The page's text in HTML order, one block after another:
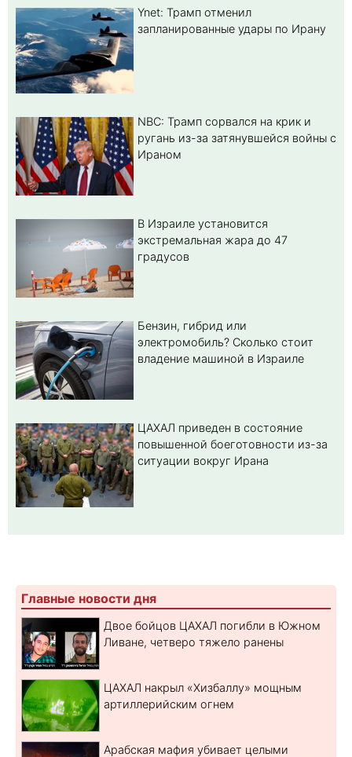
Ynet: Трамп отменил
запланированные удары по Ирану
NBC: Трамп сорвался на крик и
ругань из-за затянувшейся войны с
Ираном
В Израиле установится
экстремальная жара до 47
градусов
Бензин, гибрид или
электромобиль? Cколько стоит
владение машиной в Израиле
ЦАХАЛ приведен в состояние
повышенной боеготовности из-за
ситуации вокруг Ирана
Главные новости дня
Двое бойцов ЦАХАЛ погибли в Южном
Ливане, четверо тяжело ранены
ЦАХАЛ накрыл «Хизбаллу» мощным
артиллерийским огнем
Арабская мафия убивает целыми